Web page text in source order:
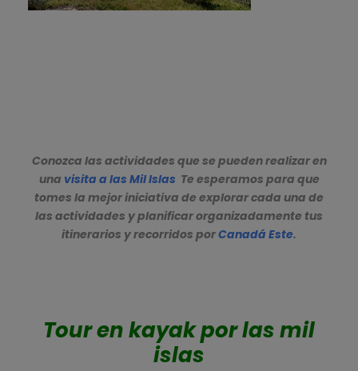
Conozca las actividades que se pueden realizar en
una visita a las Mil Islas Te esperamos para que
tomes la mejor iniciativa de explorar cada una de
las actividades y planificar organizadamente tus
itinerarios y recorridos porCanadá Este.
Tour en kayak por las mil
islas